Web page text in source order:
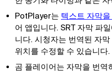
PotPlayer는 텍스트 자막
어 앱입니다. SRT 자막 파
니다. 시청자는 번역된 자
위치를 수정할 수 있습니다.
곰 플레이어는 자막을 번역